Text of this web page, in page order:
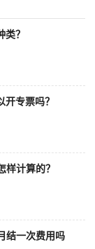
？
专票吗？
计算的？
结一次费用吗